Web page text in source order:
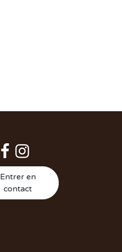
Entrer en
contact